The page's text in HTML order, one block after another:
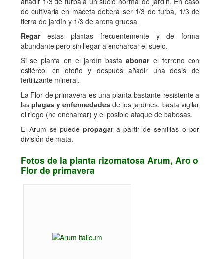
de cultivarla en maceta deberá ser 1/3 de turba, 1/3 de
tierra de jardín y 1/3 de arena gruesa.
Regarestas plantas frecuentemente y de forma
abundante pero sin llegar a encharcar el suelo.
Si se planta en el jardín bastaabonarel terreno con
estiércol en otoño y después añadir una dosis de
fertilizante mineral.
La Flor de primavera es una planta bastante resistente a
lasplagas y enfermedades de los jardines, basta vigilar
el riego (no encharcar) y el posible ataque de babosas.
El Arum se puede propagara partir de semillas o por
división de mata.
Fotos de la planta rizomatosa Arum, Aro o
Flor de primavera